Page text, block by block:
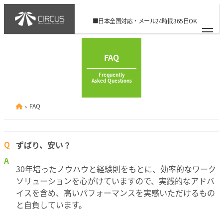
ン
移
■日本全国対応・メール24時間365日OK
FAQ
FAQ
Frequently
Asked Questions
Q ずばり、安い？
A
30年培ったノウハウと経験則をもとに、効率的なワーク
ソリューションを心がけていますので、実践的なアドバ
イスを含め、高いパフォーマンスを実感いただけるもの
と自負しています。